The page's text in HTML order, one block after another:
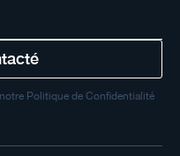
Politique de Confidentialité